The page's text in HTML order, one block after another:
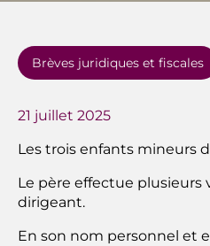
Brèves juridiques et fiscales
21 juillet 2025
Les trois enfants mineurs
Le père effectue plusieurs
dirigeant.
En son nom personnel et